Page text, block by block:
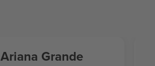
Ariana Grande